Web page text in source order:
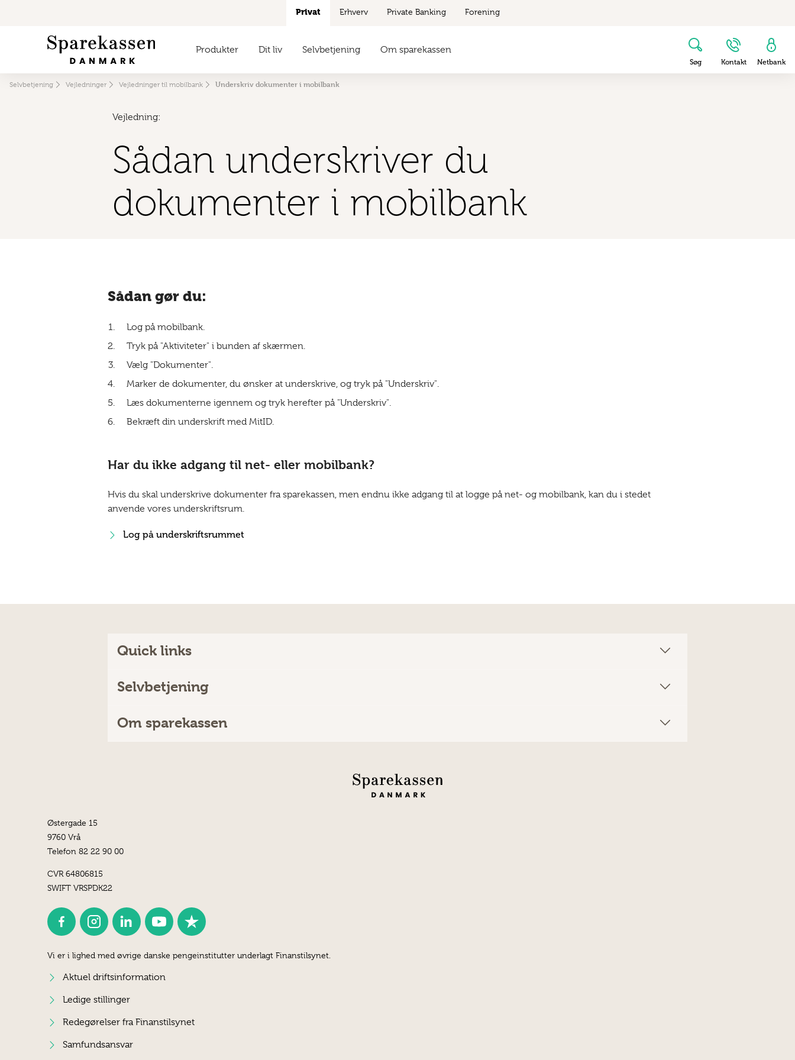
Selvbetjening Vejledninger Vejledninger til mobilbank Underskriv dokumenter i mobilbank
Privat Erhverv Private Banking Forening
Produkter Dit liv Selvbetjening Om sparekassen
Søg Kontakt Netbank
Vejledning:
Sådan underskriver du
dokumenter i mobilbank
Sådan gør du:
Log på mobilbank.
Tryk på "Aktiviteter" i bunden af skærmen.
Vælg "Dokumenter".
Marker de dokumenter, du ønsker at underskrive, og tryk på "Underskriv".
Læs dokumenterne igennem og tryk herefter på "Underskriv".
Bekræft din underskrift med MitID.
Har du ikke adgang til net- eller mobilbank?
Hvis du skal underskrive dokumenter fra sparekassen, men endnu ikke adgang til at logge på net- og mobilbank, kan du i stedet
anvende vores underskriftsrum.
Log på underskriftsrummet
Quick links
Selvbetjening
Om sparekassen
Østergade 15
9760 Vrå
Telefon 82 22 90 00
CVR 64806815
SWIFT VRSPDK22
Vi er i lighed med øvrige danske pengeinstitutter underlagt Finanstilsynet.
Aktuel driftsinformation
Ledige stillinger
Redegørelser fra Finanstilsynet
Samfundsansvar